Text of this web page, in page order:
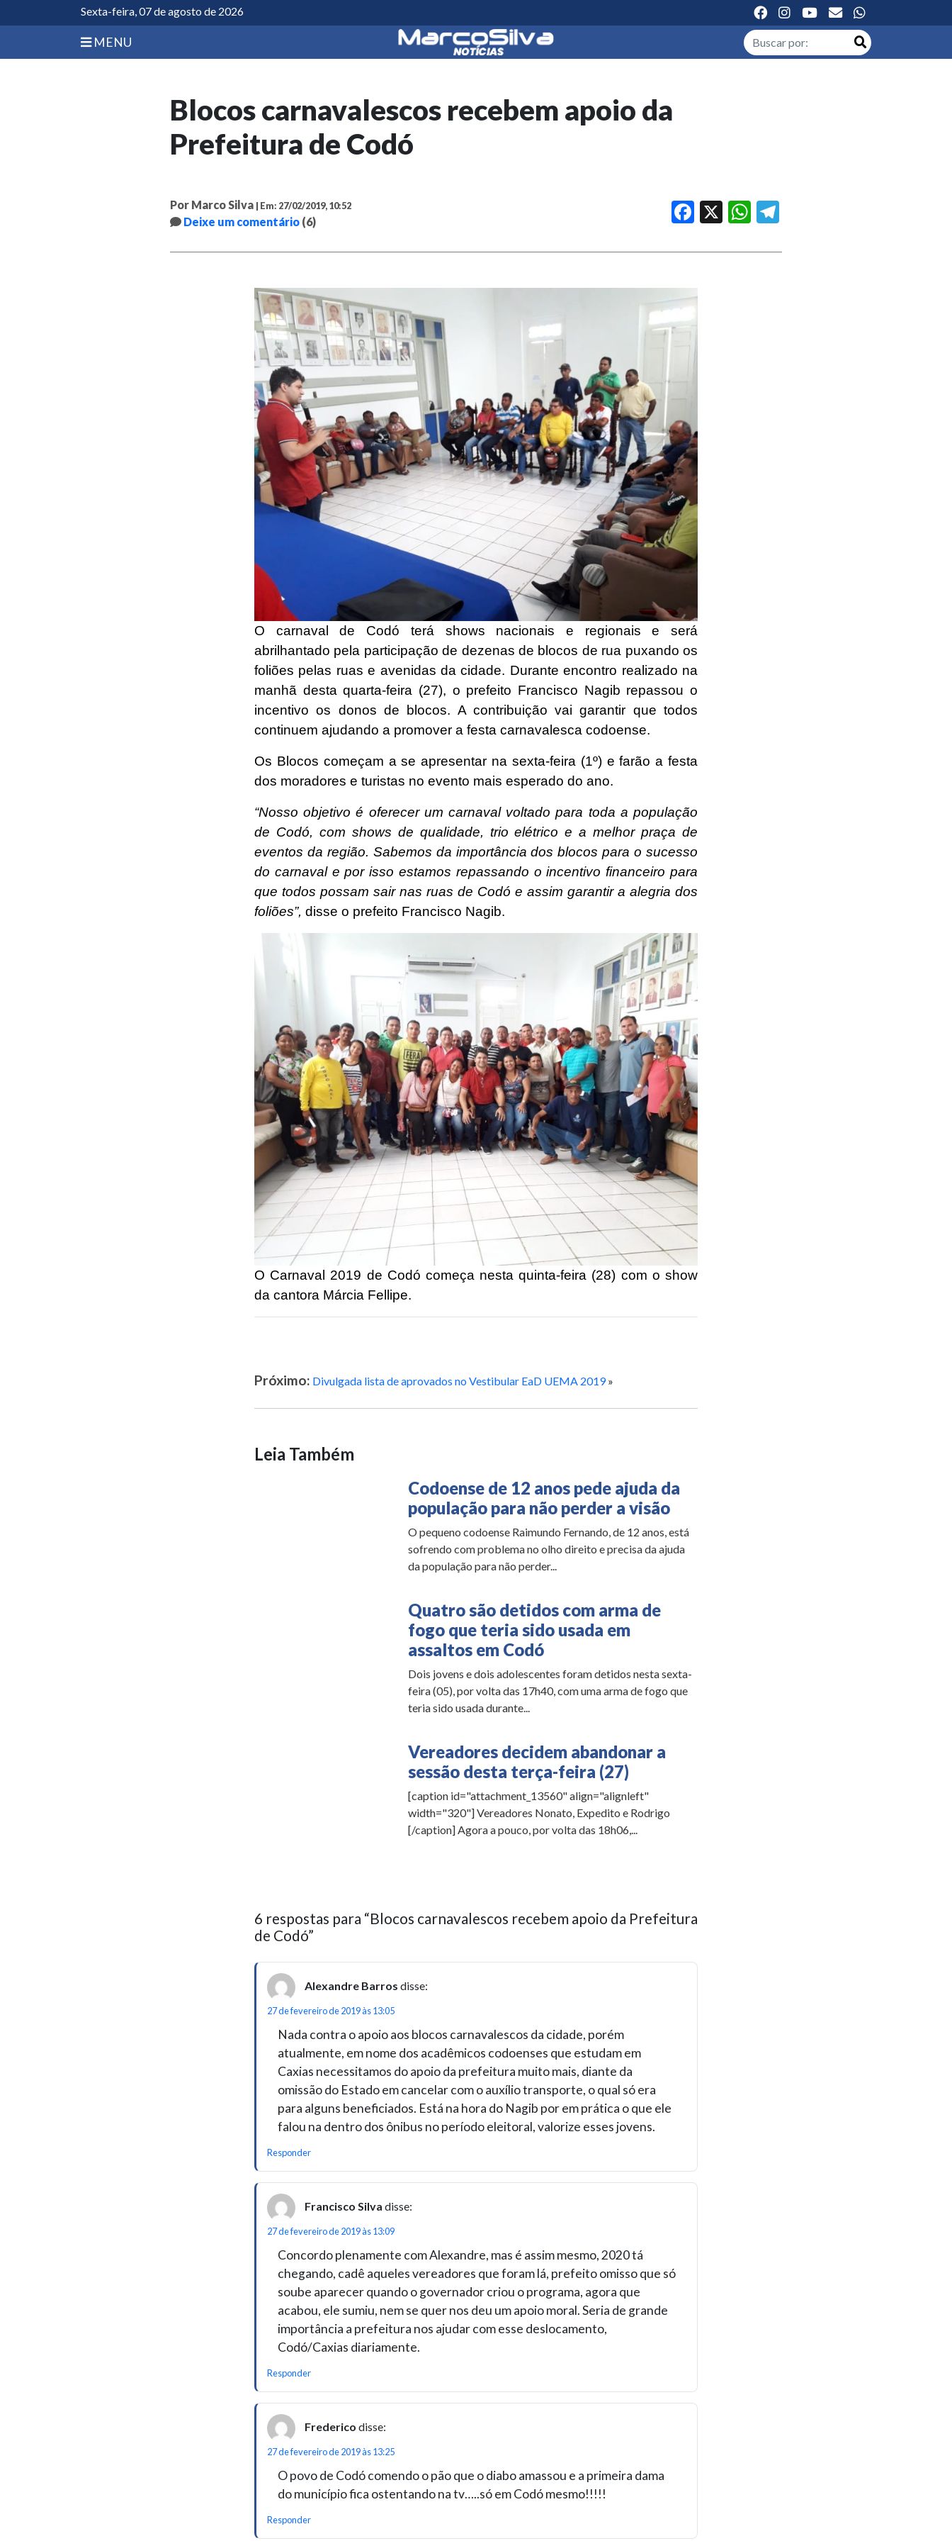
Sexta-feira, 07 de agosto de 2026
MENU
Blocos carnavalescos recebem apoio da
Prefeitura de Codó
Por Marco Silva | Em: 27/02/2019, 10:52
Deixe um comentário (6)
Facebook WhatsApp
O carnaval de Codó terá shows nacionais e regionais e será
abrilhantado pela participação de dezenas de blocos de rua puxando os
foliões pelas ruas e avenidas da cidade. Durante encontro realizado na
manhã desta quarta-feira (27), o prefeito Francisco Nagib repassou o
incentivo os donos de blocos. A contribuição vai garantir que todos
continuem ajudando a promover a festa carnavalesca codoense.
Os Blocos começam a se apresentar na sexta-feira (1º) e farão a festa
dos moradores e turistas no evento mais esperado do ano.
“Nosso objetivo é oferecer um carnaval voltado para toda a população
de Codó, com shows de qualidade, trio elétrico e a melhor praça de
eventos da região. Sabemos da importância dos blocos para o sucesso
do carnaval e por isso estamos repassando o incentivo financeiro para
que todos possam sair nas ruas de Codó e assim garantir a alegria dos
foliões”, disse o prefeito Francisco Nagib.
O Carnaval 2019 de Codó começa nesta quinta-feira (28) com o show
da cantora Márcia Fellipe.
Próximo: Divulgada lista de aprovados no Vestibular EaD UEMA 2019»
Leia Também
Codoense de 12 anos pede ajuda da
população para não perder a visão
O pequeno codoense Raimundo Fernando, de 12 anos, está
sofrendo com problema no olho direito e precisa da ajuda
da população para não perder...
Quatro são detidos com arma de
fogo que teria sido usada em
assaltos em Codó
Dois jovens e dois adolescentes foram detidos nesta sexta-
feira (05), por volta das 17h40, com uma arma de fogo que
teria sido usada durante...
Vereadores decidem abandonar a
sessão desta terça-feira (27)
[caption id="attachment_13560" align="alignleft"
width="320"] Vereadores Nonato, Expedito e Rodrigo
[/caption] Agora a pouco, por volta das 18h06,...
6 respostas para “Blocos carnavalescos recebem apoio da Prefeitura
de Codó”
Alexandre Barros disse:
27 de fevereiro de 2019 às 13:05
Nada contra o apoio aos blocos carnavalescos da cidade, porém
atualmente, em nome dos acadêmicos codoenses que estudam em
Caxias necessitamos do apoio da prefeitura muito mais, diante da
omissão do Estado em cancelar com o auxílio transporte, o qual só era
para alguns beneficiados. Está na hora do Nagib por em prática o que ele
falou na dentro dos ônibus no período eleitoral, valorize esses jovens.
Responder
Francisco Silva disse:
27 de fevereiro de 2019 às 13:09
Concordo plenamente com Alexandre, mas é assim mesmo, 2020 tá
chegando, cadê aqueles vereadores que foram lá, prefeito omisso que só
soube aparecer quando o governador criou o programa, agora que
acabou, ele sumiu, nem se quer nos deu um apoio moral. Seria de grande
importância a prefeitura nos ajudar com esse deslocamento,
Codó/Caxias diariamente.
Responder
Frederico disse:
27 de fevereiro de 2019 às 13:25
O povo de Codó comendo o pão que o diabo amassou e a primeira dama
do município fica ostentando na tv…..só em Codó mesmo!!!!!
Responder